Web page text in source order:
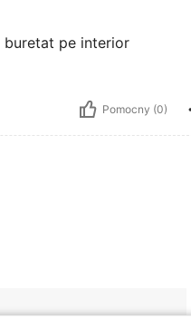
buretat pe interior
Pomocny (0)